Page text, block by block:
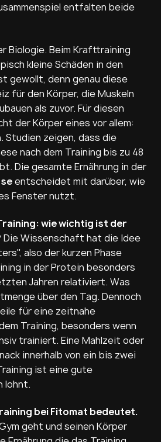
entfalten beide
Biologie. Beim Krafttraining
kleine Schäden in den
gewollt, denn genau diese
für den Körper, die Muskeln
als zuvor. Für diesen
der Körper eines vor allem:
Studien zeigen, dass die
nach dem Training bis zu 48
Die gesamte Ernährung in der
entscheidet mit darüber, wie
Fenster nutzt.
wie wichtig ist der
Die Wissenschaft hat die Idee
also der kurzen Phase
in der Protein besonders
Jahren relativiert. Was
über den Tag. Dennoch
für eine zeitnahe
Training, besonders wenn
trainiert. Eine Mahlzeit oder
innerhalb von ein bis zwei
ist eine gute
lohnt.
bei Fitomat bedeutet.
geht und seinen Körper